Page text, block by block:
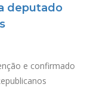
deputado
e confirmado